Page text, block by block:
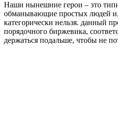
Наши нынешние герои – это
обманывающие простых людей и,
категорически нельзя. данный
порядочного биржевика,
держаться подальше, чтобы не